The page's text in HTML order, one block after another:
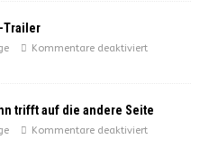
Trailer
Kommentare deaktiviert
trifft auf die andere Seite
Kommentare deaktiviert